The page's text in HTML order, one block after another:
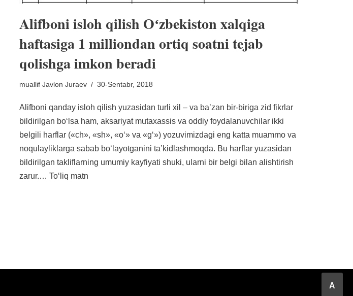
Alifboni isloh qilish Oʻzbekiston xalqiga
haftasiga 1 milliondan ortiq soatni tejab
qolishga imkon beradi
muallif Javlon Juraev 30-Sentabr, 2018
Alifboni qanday isloh qilish yuzasidan turli xil – va baʼzan bir-biriga zid fikrlar
bildirilgan boʻlsa ham, aksariyat mutaxassis va oddiy foydalanuvchilar ikki
belgili harflar («ch», «sh», «oʻ» va «gʻ») yozuvimizdagi eng katta muammo va
noqulayliklarga sabab boʻlayotganini taʼkidlashmoqda. Bu harflar yuzasidan
bildirilgan takliflarning umumiy kayfiyati shuki, ularni bir belgi bilan alishtirish
zarur.… Toʻliq matn
A